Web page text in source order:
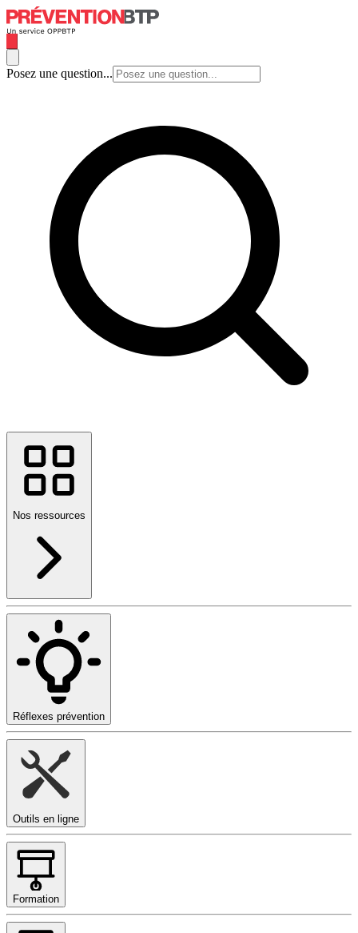
Posez une question...
Nos ressources
Réflexes prévention
Outils en ligne
Formation